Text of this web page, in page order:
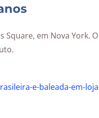
em Nova York.
e-baleada-em-